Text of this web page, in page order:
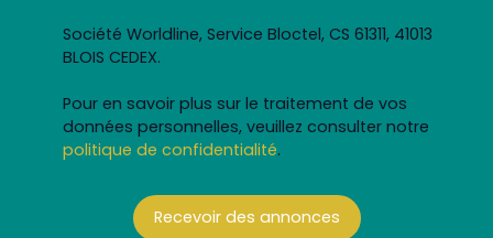
Société Worldline, Service Bloctel, CS 61311, 41013
BLOIS CEDEX.
Pour en savoir plus sur le traitement de vos
données personnelles, veuillez consulter notre
politique de confidentialité.
Recevoir des annonces